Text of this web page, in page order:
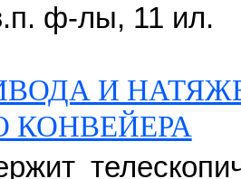
ф-лы, 11 ил.
И
КОНВЕЙЕРА